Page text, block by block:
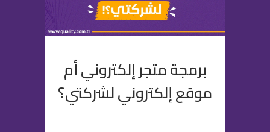
برمجة متجر إلكتروني أم
موقع إلكتروني لشركتي؟
...